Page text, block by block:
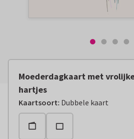
Moederdagkaart met
hartjes
Kaartsoort: Dubbele kaart
Vanaf:€ 2,79 excl. verzendkosten